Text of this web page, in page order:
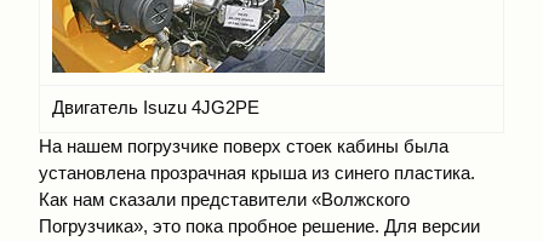
Двигатель Isuzu 4JG2РЕ
На нашем погрузчике поверх стоек кабины была
установлена прозрачная крыша из синего пластика.
Как нам сказали представители «Волжского
Погрузчика», это пока пробное решение. Для версии